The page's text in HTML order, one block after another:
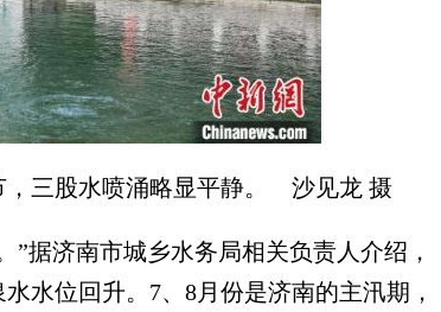
，三股水喷涌略显平静。 沙见龙 摄
济南市城乡水务局相关负责人介绍，
水位回升。7、8月份是济南的主汛期，